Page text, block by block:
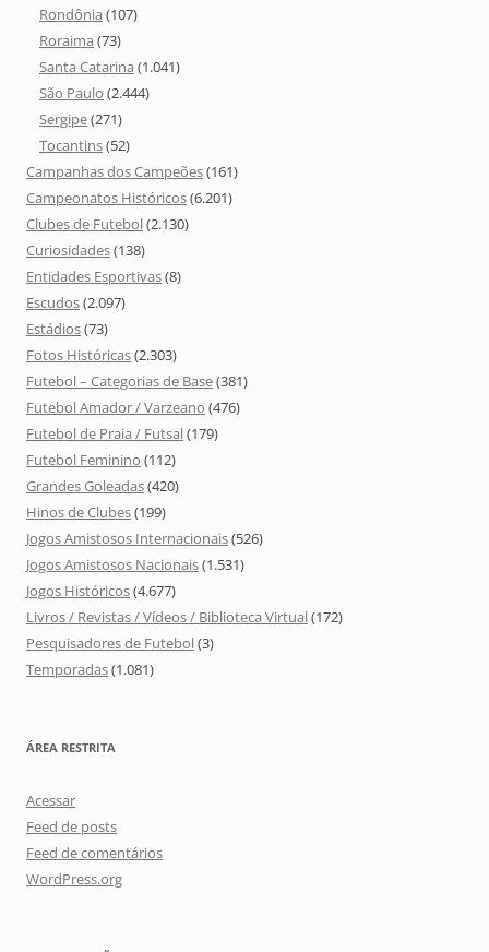
Rondônia (107)
Roraima (73)
Santa Catarina (1.041)
São Paulo (2.444)
Sergipe(271)
Tocantins(52)
Campanhas dos Campeões(161)
Campeonatos Históricos(6.201)
Clubes de Futebol(2.130)
Curiosidades(138)
Entidades Esportivas(8)
Escudos(2.097)
Estádios(73)
Fotos Históricas(2.303)
Futebol – Categorias de Base(381)
Futebol Amador / Varzeano (476)
Futebol de Praia / Futsal(179)
Futebol Feminino (112)
Grandes Goleadas(420)
Hinos de Clubes(199)
Jogos Amistosos Internacionais(526)
Jogos Amistosos Nacionais(1.531)
Jogos Históricos(4.677)
Livros / Revistas / Vídeos / Biblioteca Virtual(172)
Pesquisadores de Futebol(3)
Temporadas(1.081)
ÁREA RESTRITA
Acessar
Feed de posts
Feed de comentários
WordPress.org